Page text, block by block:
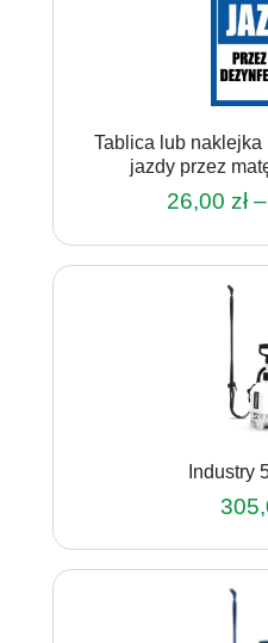
Tablica lub naklejka
jazdy przez
26,00 zł –
Industry